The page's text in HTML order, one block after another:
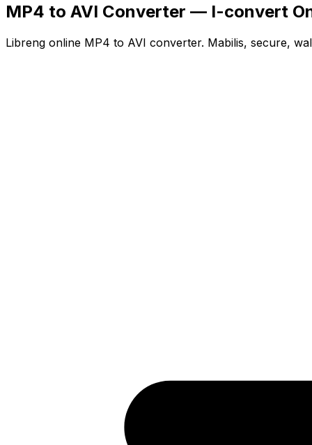
MP4 to AVI Converter — I-convert
Libreng online MP4 to AVI converter. Mabilis, secure,